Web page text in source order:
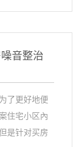
音整治
了更好地便
住宅小区內
是针对买房